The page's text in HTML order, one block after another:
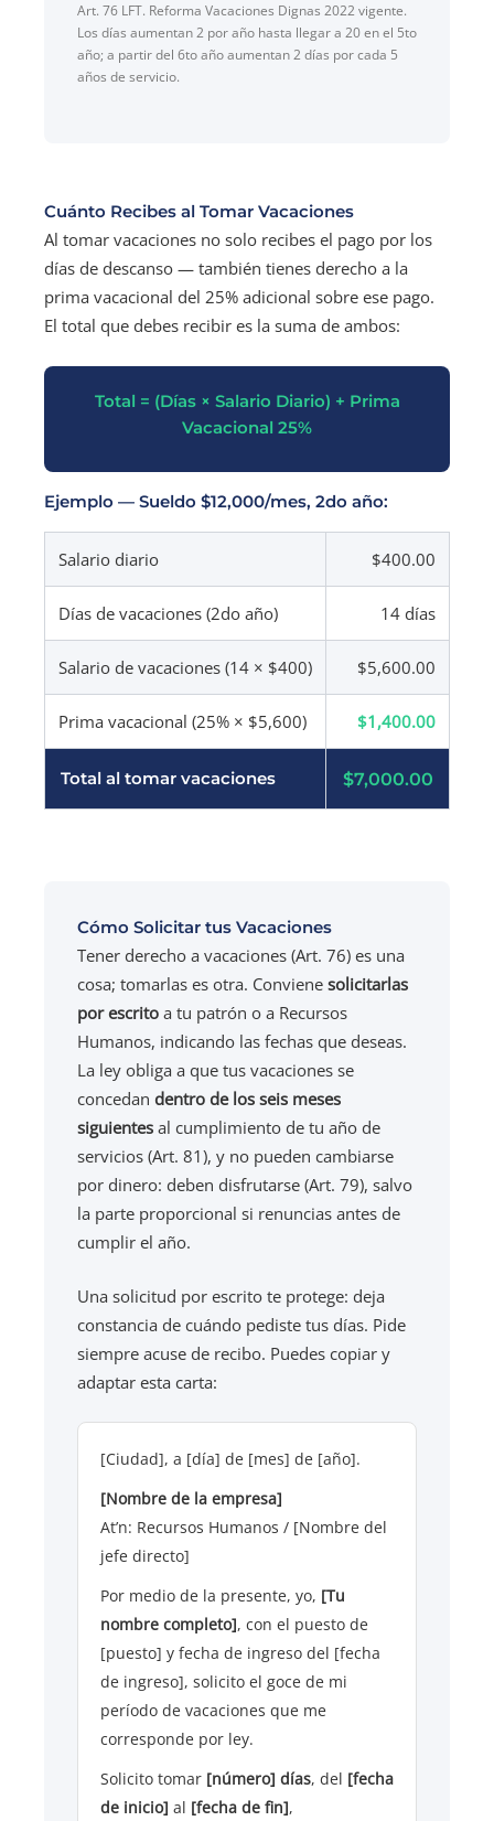
Art. 76 LFT. Reforma Vacaciones Dignas 2022 vigente.
Los días aumentan 2 por año hasta llegar a 20 en el 5to
año; a partir del 6to año aumentan 2 días por cada 5
años de servicio.
Cuánto Recibes al Tomar Vacaciones
Al tomar vacaciones no solo recibes el pago por los
días de descanso — también tienes derecho a la
prima vacacional del 25% adicional sobre ese pago.
El total que debes recibir es la suma de ambos:
Total = (Días × Salario Diario) + Prima
Vacacional 25%
Ejemplo — Sueldo $12,000/mes, 2do año:
Salario diario $400.00
Días de vacaciones (2do año) 14 días
Salario de vacaciones (14 × $400) $5,600.00
Prima vacacional (25% × $5,600) $1,400.00
Total al tomar vacaciones $7,000.00
Cómo Solicitar tus Vacaciones
Tener derecho a vacaciones (Art. 76) es una
cosa; tomarlas es otra. Conviene solicitarlas
por escrito a tu patrón o a Recursos
Humanos, indicando las fechas que deseas.
La ley obliga a que tus vacaciones se
concedan dentro de los seis meses
siguientes al cumplimiento de tu año de
servicios (Art. 81), y no pueden cambiarse
por dinero: deben disfrutarse (Art. 79), salvo
la parte proporcional si renuncias antes de
cumplir el año.
Una solicitud por escrito te protege: deja
constancia de cuándo pediste tus días. Pide
siempre acuse de recibo. Puedes copiar y
adaptar esta carta:
[Ciudad], a [día] de [mes] de [año].
[Nombre de la empresa]
At’n: Recursos Humanos / [Nombre del
jefe directo]
Por medio de la presente, yo, [Tu
nombre completo], con el puesto de
[puesto] y fecha de ingreso del [fecha
de ingreso], solicito el goce de mi
período de vacaciones que me
corresponde por ley.
Solicito tomar [número] días, del [fecha
de inicio] al [fecha de fin],